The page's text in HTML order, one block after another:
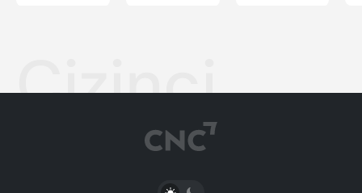
Cizinci
PŘEPNOUT SVĚTLÝ/TMAVÝ REŽIM